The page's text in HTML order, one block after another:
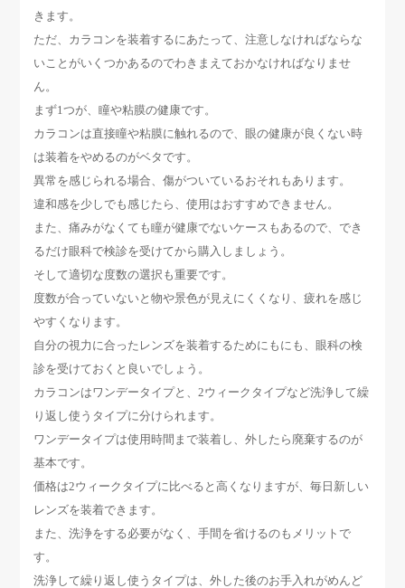
きます。
ただ、カラコンを装着するにあたって、注意しなければならな
いことがいくつかあるのでわきまえておかなければなりませ
ん。
まず1つが、瞳や粘膜の健康です。
カラコンは直接瞳や粘膜に触れるので、眼の健康が良くない時
は装着をやめるのがベタです。
異常を感じられる場合、傷がついているおそれもあります。
違和感を少しでも感じたら、使用はおすすめできません。
また、痛みがなくても瞳が健康でないケースもあるので、でき
るだけ眼科で検診を受けてから購入しましょう。
そして適切な度数の選択も重要です。
度数が合っていないと物や景色が見えにくくなり、疲れを感じ
やすくなります。
自分の視力に合ったレンズを装着するためにもにも、眼科の検
診を受けておくと良いでしょう。
カラコンはワンデータイプと、2ウィークタイプなど洗浄して繰
り返し使うタイプに分けられます。
ワンデータイプは使用時間まで装着し、外したら廃棄するのが
基本です。
価格は2ウィークタイプに比べると高くなりますが、毎日新しい
レンズを装着できます。
また、洗浄をする必要がなく、手間を省けるのもメリットで
す。
洗浄して繰り返し使うタイプは、外した後のお手入れがめんど